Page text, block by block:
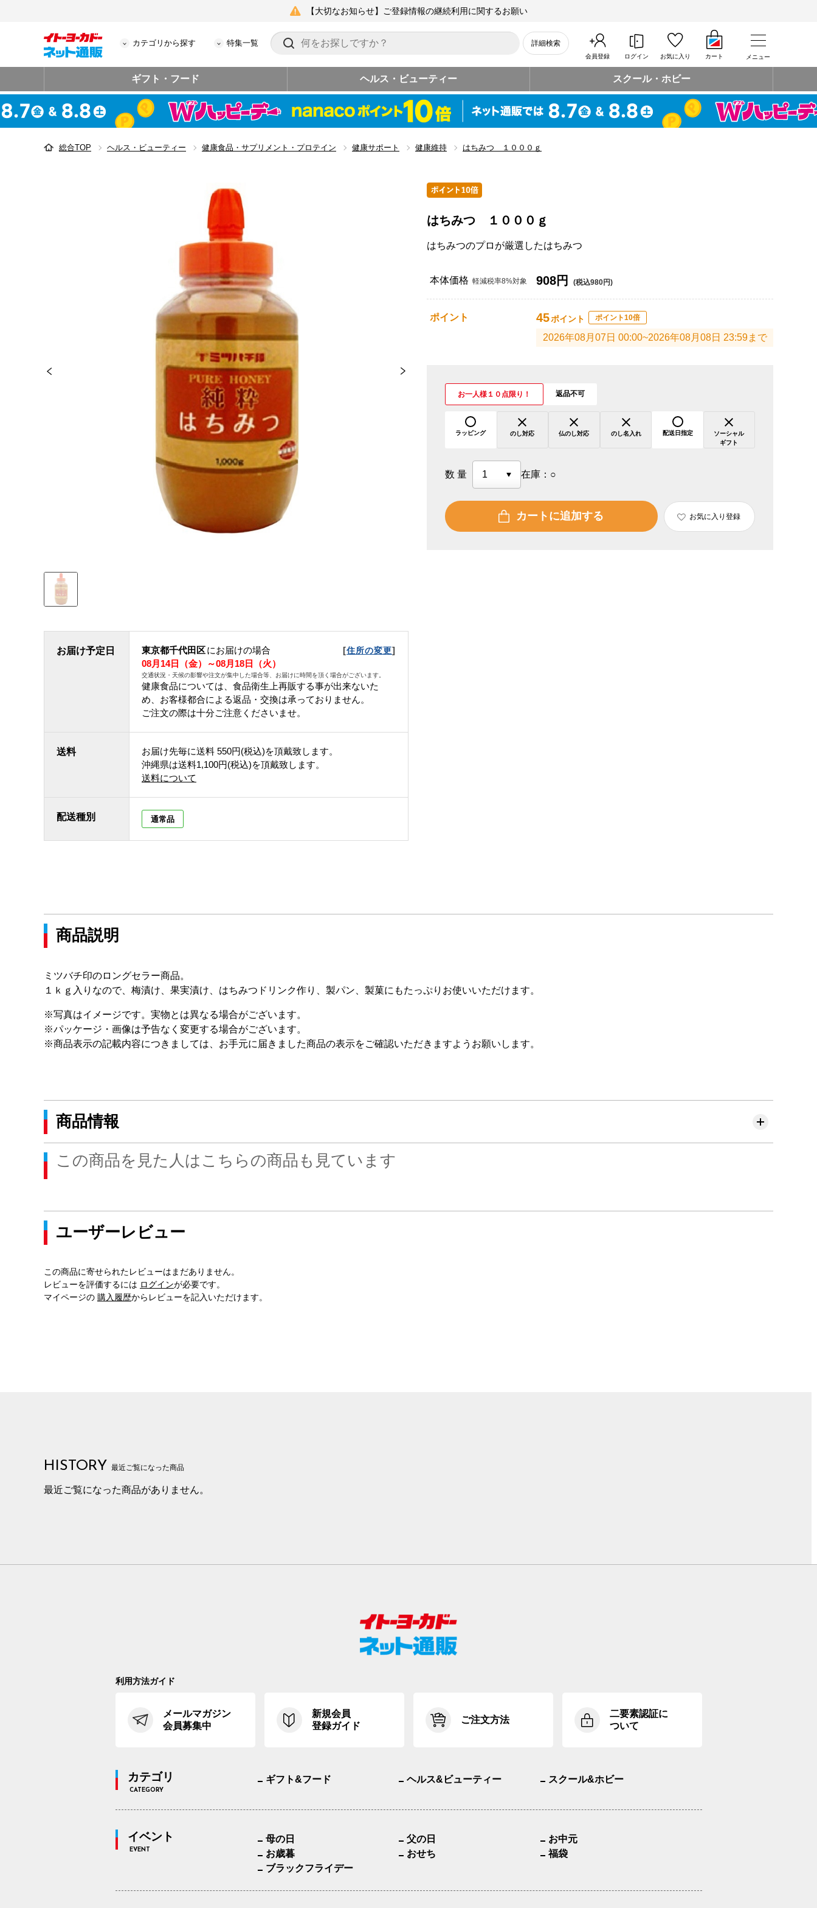
【大切なお知らせ】ご登録情報の継続利用に関するお願い
カテゴリから探す 特集一覧 詳細検索
会員登録 ログイン お気に入り カート メニュー
ギフト・フード ヘルス・ビューティー スクール・ホビー
総合TOP ヘルス・ビューティー 健康食品・サプリメント・プロテイン 健康サポート 健康維持 はちみつ １０００ｇ
お届け予定日 東京都千代田区にお届けの場合 [住所の変更]
08月14日（金）～08月18日（火）
交通状況・天候の影響や注文が集中した場合等、お届けに時間を頂く場合がございます。
健康食品については、食品衛生上再販する事が出来ないた
め、お客様都合による返品・交換は承っておりません。
ご注文の際は十分ご注意くださいませ。
送料 お届け先毎に送料 550円(税込)を頂戴致します。
沖縄県は送料1,100円(税込)を頂戴致します。
送料について
配送種別 通常品
はちみつ １０００ｇ
はちみつのプロが厳選したはちみつ
本体価格 軽減税率8%対象 908円 (税込980円)
ポイント 45ポイント ポイント10倍
2026年08月07日 00:00~2026年08月08日 23:59まで
お一人様１０点限り！ 返品不可
ラッピング のし対応 仏のし対応 のし名入れ 配送日指定
ソーシャル
ギフト
数量 在庫： ○
カートに追加する お気に入り登録
商品説明
ミツバチ印のロングセラー商品。
１ｋｇ入りなので、梅漬け、果実漬け、はちみつドリンク作り、製パン、製菓にもたっぷりお使いいただけます。
※写真はイメージです。実物とは異なる場合がございます。
※パッケージ・画像は予告なく変更する場合がございます。
※商品表示の記載内容につきましては、お手元に届きました商品の表示をご確認いただきますようお願いします。
商品情報
この商品を見た人はこちらの商品も見ています
ユーザーレビュー
この商品に寄せられたレビューはまだありません。
レビューを評価するには ログインが必要です。
マイページの 購入履歴からレビューを記入いただけます。
HISTORY 最近ご覧になった商品
最近ご覧になった商品がありません。
利用方法ガイド
メールマガジン
会員募集中
新規会員
登録ガイド
ご注文方法
二要素認証に
ついて
カテゴリ
CATEGORY
ギフト&フード ヘルス&ビューティー スクール&ホビー
イベント
EVENT
母の日 父の日
お中元
お歳暮
おせち
福袋
ブラックフライデー